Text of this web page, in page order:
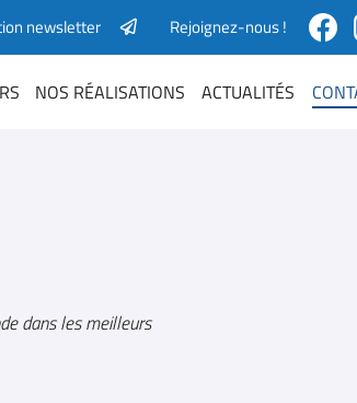
newsletter Rejoignez-nous !
NOS RÉALISATIONS ACTUALITÉS
dans les meilleurs